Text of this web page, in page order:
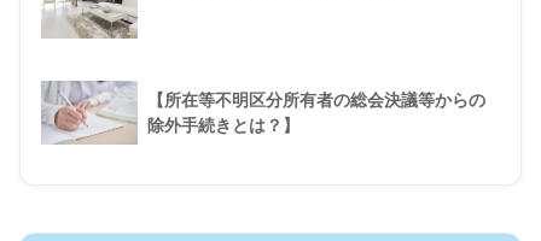
【所在等不明区分所有者の総会決議等からの
除外手続きとは？】